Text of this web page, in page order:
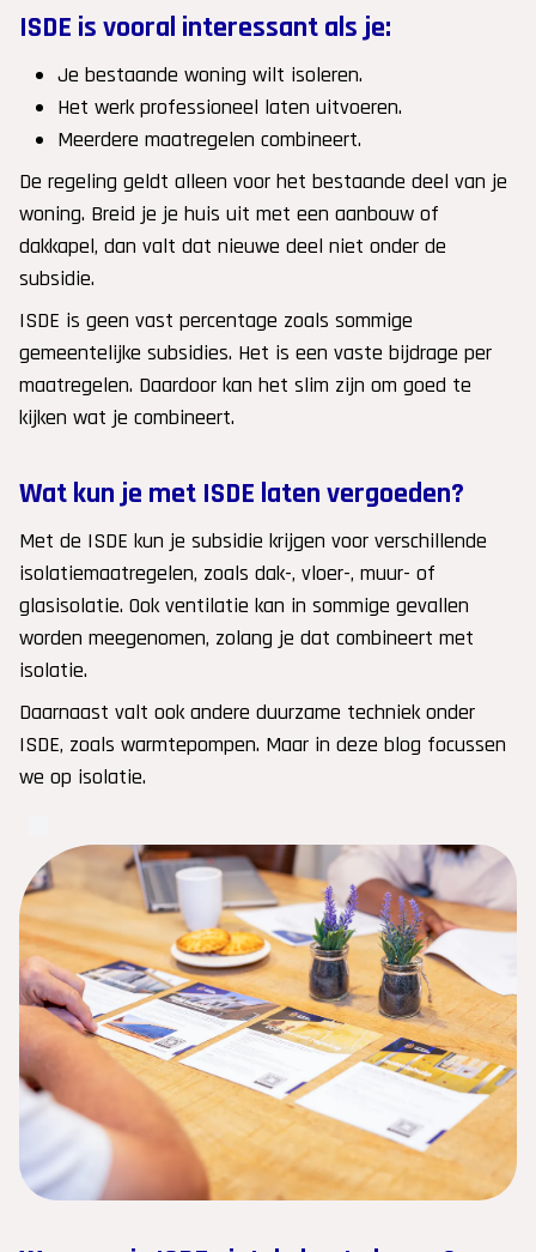
ISDE is vooral interessant als je:
Je bestaande woning wilt isoleren.
Het werk professioneel laten uitvoeren.
Meerdere maatregelen combineert.
De regeling geldt alleen voor het bestaande deel van je
woning. Breid je je huis uit met een aanbouw of
dakkapel, dan valt dat nieuwe deel niet onder de
subsidie.
ISDE is geen vast percentage zoals sommige
gemeentelijke subsidies. Het is een vaste bijdrage per
maatregelen. Daardoor kan het slim zijn om goed te
kijken wat je combineert.
Wat kun je met ISDE laten vergoeden?
Met de ISDE kun je subsidie krijgen voor verschillende
isolatiemaatregelen, zoals dak-, vloer-, muur- of
glasisolatie. Ook ventilatie kan in sommige gevallen
worden meegenomen, zolang je dat combineert met
isolatie.
Daarnaast valt ook andere duurzame techniek onder
ISDE, zoals warmtepompen. Maar in deze blog focussen
we op isolatie.